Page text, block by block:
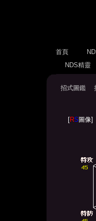
首頁
NDS精靈
招式圖鑑
[RS 圖像]